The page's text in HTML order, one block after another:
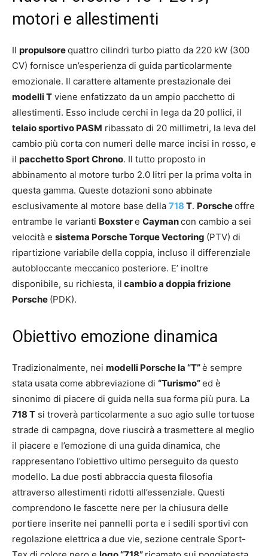
motori e allestimenti
Il propulsorequattro cilindri turbo piatto da 220 kW (300
CV) fornisce un’esperienza di guida particolarmente
emozionale. Il carattere altamente prestazionale dei
modelli T viene enfatizzato da un ampio pacchetto di
allestimenti. Esso include cerchi in lega da 20 pollici, il
telaio sportivo PASM ribassato di 20 millimetri, la leva del
cambio più corta con numeri delle marce incisi in rosso, e
il pacchetto Sport Chrono. Il tutto proposto in
abbinamento al motore turbo 2.0 litri per la prima volta in
questa gamma. Queste dotazioni sono abbinate
esclusivamente al motore base della 718 T. Porscheoffre
entrambe le varianti Boxstere Caymancon cambio a sei
velocità e sistema Porsche Torque Vectoring (PTV) di
ripartizione variabile della coppia, incluso il differenziale
autobloccante meccanico posteriore. E’ inoltre
disponibile, su richiesta, il cambio a doppia frizione
Porsche (PDK).
Obiettivo emozione dinamica
Tradizionalmente, nei modelli Porsche la “T”è sempre
stata usata come abbreviazione di “Turismo”ed è
sinonimo di piacere di guida nella sua forma più pura. La
718 T si troverà particolarmente a suo agio sulle tortuose
strade di campagna, dove riuscirà a trasmettere al meglio
il piacere e l’emozione di una guida dinamica, che
rappresentano l’obiettivo ultimo perseguito da questo
modello. La due posti abbraccia questa filosofia
attraverso allestimenti ridotti all’essenziale. Questi
comprendono le fascette nere per la chiusura delle
portiere inserite nei pannelli porta e i sedili sportivi con
regolazione elettrica a due vie, sezione centrale Sport-